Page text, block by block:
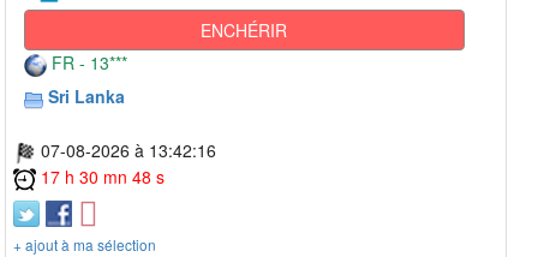
ENCHÉRIR
FR - 13***
Sri Lanka
07-08-2026 à 13:42:16
17 h 30 mn 48 s
+ ajout à ma sélection